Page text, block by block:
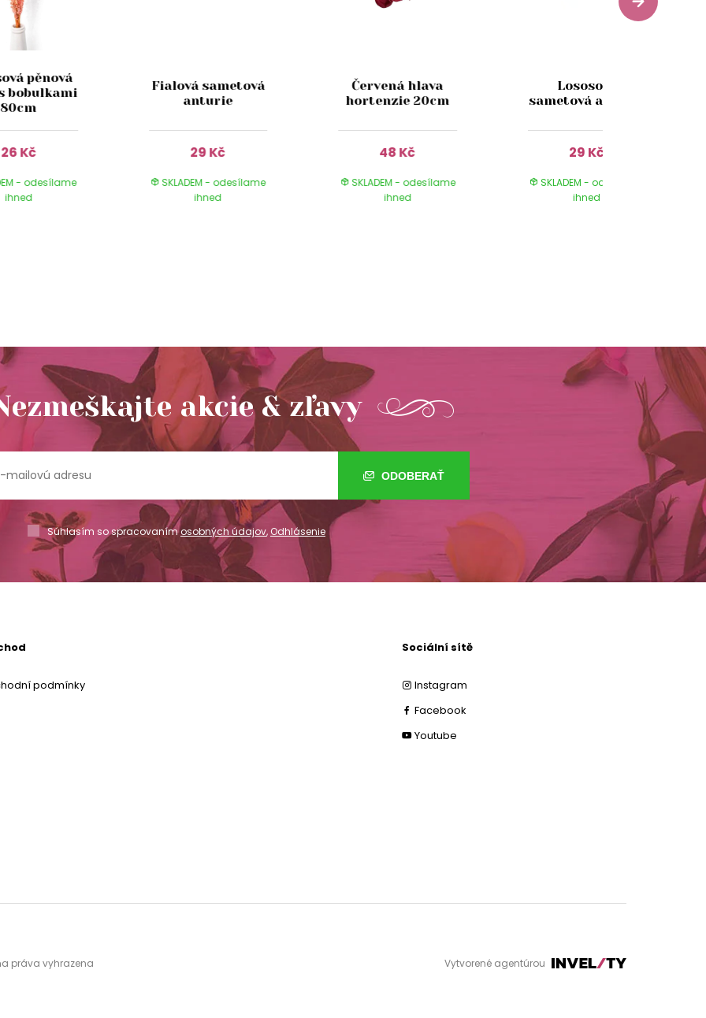
pěnová
bobulkami
80cm
26 Kč
- odesílame
ihned
Fialová sametová
anturie
29 Kč
SKLADEM - odesílame
ihned
Červená hlava
hortenzie 20cm
48 Kč
SKLADEM - odesílame
ihned
Lososová
sametová anturie
29 Kč
SKLADEM - odesílame
ihned
akcie & zľavy
ODOBERAŤ
Súhlasím so spracovanímosobných údajov,Odhlásenie
podmínky
Sociální sítě
Instagram
Facebook
Youtube
práva vyhrazena Vytvorené agentúrou